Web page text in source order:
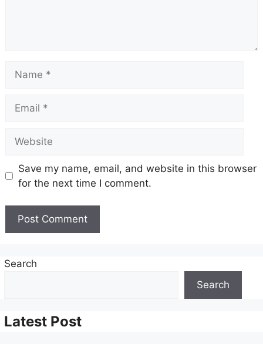
Save my name, email, and website in this browser
for the next time I comment.
Search
Search
Latest Post